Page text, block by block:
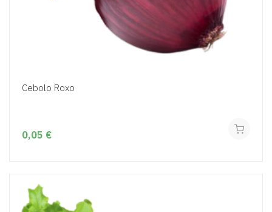
Cebolo Roxo
0,05 €